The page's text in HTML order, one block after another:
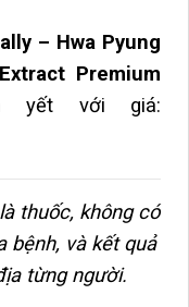
– Hwa Pyung
Premium
yết với giá:
thuốc, không có
bệnh, và kết quả
từng người.